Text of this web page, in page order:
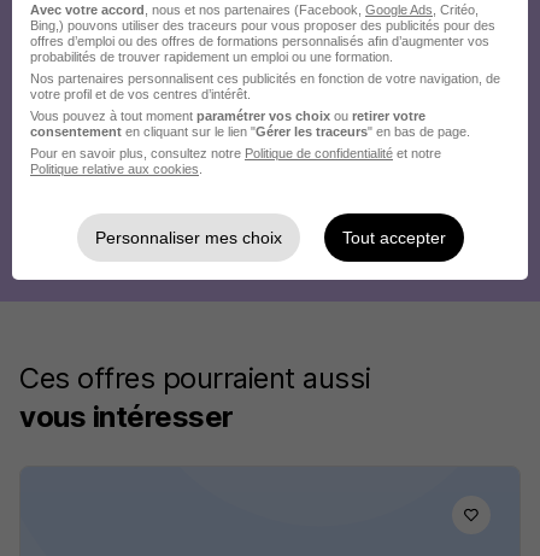
Ces offres pourraient aussi
vous intéresser
Avec votre accord , nous et nos partenaires (Facebook, Google Ads , Critéo,
Bing,) pouvons utiliser des traceurs pour vous proposer des publicités pour des
offres d’emploi ou des offres de formations personnalisés afin d’augmenter vos
probabilités de trouver rapidement un emploi ou une formation.
Nos partenaires personnalisent ces publicités en fonction de votre navigation, de
votre profil et de vos centres d’intérêt.
Vous pouvez à tout moment paramétrer vos choix ou retirer votre
consentement en cliquant sur le lien "Gérer les traceurs" en bas de page.
Pour en savoir plus, consultez notre Politique de confidentialité et notre
Politique relative aux cookies
Personnaliser mes choix Tout accepter